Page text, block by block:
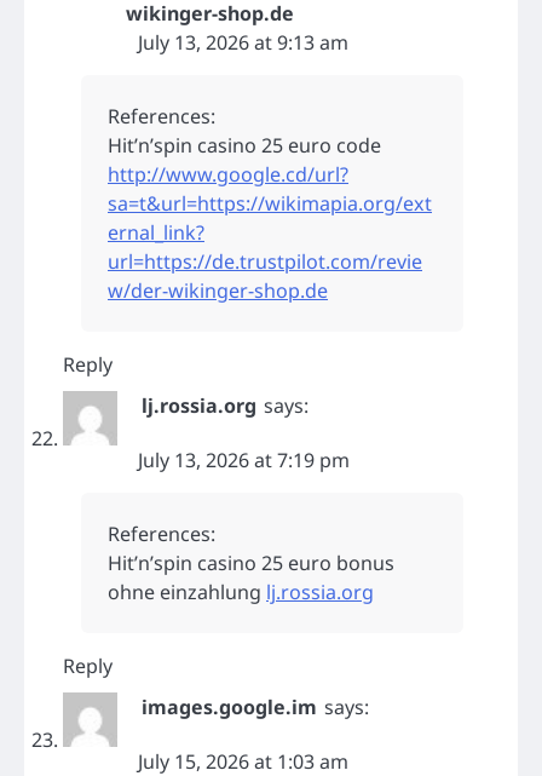
wikinger-shop.de
July 13, 2026 at 9:13 am
References:
Hit’n’spin casino 25 euro code
http://www.google.cd/url?
sa=t&url=https://wikimapia.org/ext
ernal_link?
url=https://de.trustpilot.com/revie
w/der-wikinger-shop.de
Reply
lj.rossia.org says:
July 13, 2026 at 7:19 pm
References:
Hit’n’spin casino 25 euro bonus
ohne einzahlung lj.rossia.org
Reply
images.google.im says:
July 15, 2026 at 1:03 am